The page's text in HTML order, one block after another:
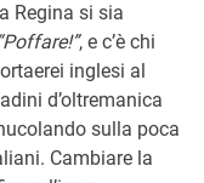
Regina si sia
“Poffare!”, e c’è chi
inglesi al
d’oltremanica
sulla poca
Cambiare la